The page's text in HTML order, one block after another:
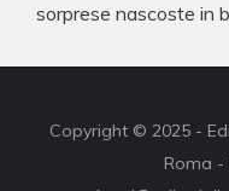
sorprese nascoste in
Copyright © 2025 -
Roma -